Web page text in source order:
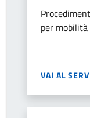
per
VAI AL